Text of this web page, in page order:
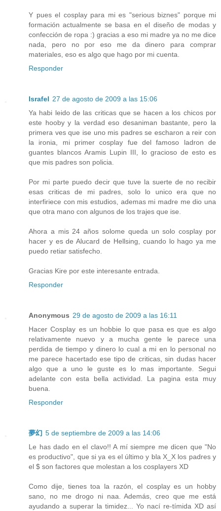
Y pues el cosplay para mi es "serious biznes" porque mi
formación actualmente se basa en el diseño de modas y
confección de ropa :) gracias a eso mi madre ya no me dice
nada, pero no por eso me da dinero para comprar
materiales, eso es algo que hago por mi cuenta.
Responder
Israfel 27 de agosto de 2009 a las 15:06
Ya habi leido de las criticas que se hacen a los chicos por
este hooby y la verdad eso desaniman bastante, pero la
primera ves que ise uno mis padres se escharon a reir con
la ironia, mi primer cosplay fue del famoso ladron de
guantes blancos Aramis Lupin III, lo gracioso de esto es
que mis padres son policia.
Por mi parte puedo decir que tuve la suerte de no recibir
esas criticas de mi padres, solo lo unico era que no
interfiriece con mis estudios, ademas mi madre me dio una
que otra mano con algunos de los trajes que ise.
Ahora a mis 24 años solome queda un solo cosplay por
hacer y es de Alucard de Hellsing, cuando lo hago ya me
puedo retiar satisfecho.
Gracias Kire por este interesante entrada.
Responder
Anonymous 29 de agosto de 2009 a las 16:11
Hacer Cosplay es un hobbie lo que pasa es que es algo
relativamente nuevo y a mucha gente le parece una
perdida de tiempo y dinero lo cual a mi en lo personal no
me parece hacertado ese tipo de criticas, sin dudas hacer
algo que a uno le guste es lo mas importante. Segui
adelante con esta bella actividad. La pagina esta muy
buena.
Responder
夢幻 5 de septiembre de 2009 a las 14:06
Le has dado en el clavo!! A mí siempre me dicen que "No
es productivo", que si ya es el último y bla X_X los padres y
el $ son factores que molestan a los cosplayers XD
Como dije, tienes toa la razón, el cosplay es un hobby
sano, no me drogo ni naa. Además, creo que me está
ayudando a superar la timidez... Yo nací re-tímida XD así